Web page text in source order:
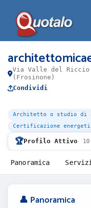
Via Valle del
(Frosinone)
Condividi
Architetto o studio di
Certificazione
🏆Profilo Attivo
Panoramica
👤 Panoramica